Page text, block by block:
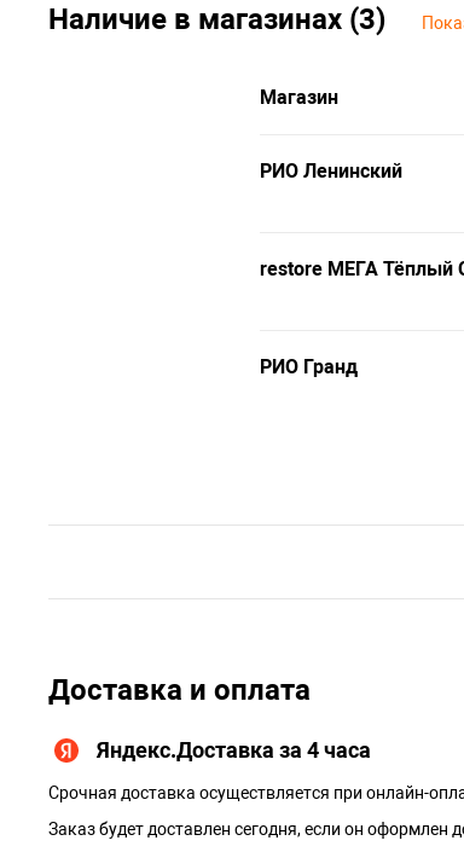
Наличие в магазинах (3)
Магазин
РИО Ленинский
restore МЕГА Тёплый
РИО Гранд
Доставка и оплата
Яндекс.Доставка за 4 часа
Срочная доставка осуществляется при онлайн-
Заказ будет доставлен сегодня, если он оформлен